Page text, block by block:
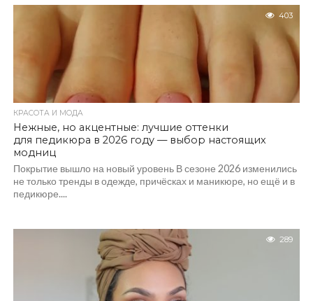
403
КРАСОТА И МОДА
Нежные, но акцентные: лучшие оттенки
для педикюра в 2026 году — выбор настоящих
модниц
Покрытие вышло на новый уровень В сезоне 2026 изменились
не только тренды в одежде, причёсках и маникюре, но ещё и в
педикюре....
289